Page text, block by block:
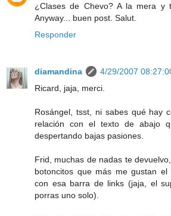
¿Clases de Chevo? A la mera y
Anyway... buen post. Salut.
Responder
diamandina
4/29/2007
Ricard, jaja, merci.
Rosángel, tsst, ni sabes qué hay
relación con el texto de abajo
despertando bajas pasiones.
Frid, muchas de nadas te
botoncitos que más me gustan
con esa barra de links (jaja, el
porras uno solo).